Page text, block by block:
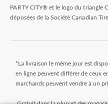
PARTY CITY® et le logo du triangle
déposées de la Société Canadian
*La livraison le même jour est
en ligne peuvent différer de ceux
marchands peuvent vendre à un
Gratuit dans la plupart des